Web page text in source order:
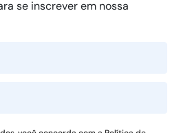
se inscrever em nossa